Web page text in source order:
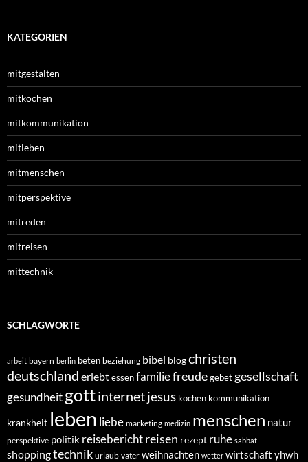
KATEGORIEN
mitgestalten
mitkochen
mitkommunikation
mitleben
mitmenschen
mitperspektive
mitreden
mitreisen
mittechnik
SCHLAGWORTE
arbeit bayern berlin beten beziehung bibel blogchristen
deutschland erlebtessenfamiliefreudegebet gesellschaft
gesundheitgottinternetjesus kochen kommunikation
krankheit leben liebe marketing medizin menschen natur
perspektive politik reiseberichtreisen rezept ruhe sabbat
shoppingtechnik urlaub vater weihnachten wetter wirtschaft yhwh